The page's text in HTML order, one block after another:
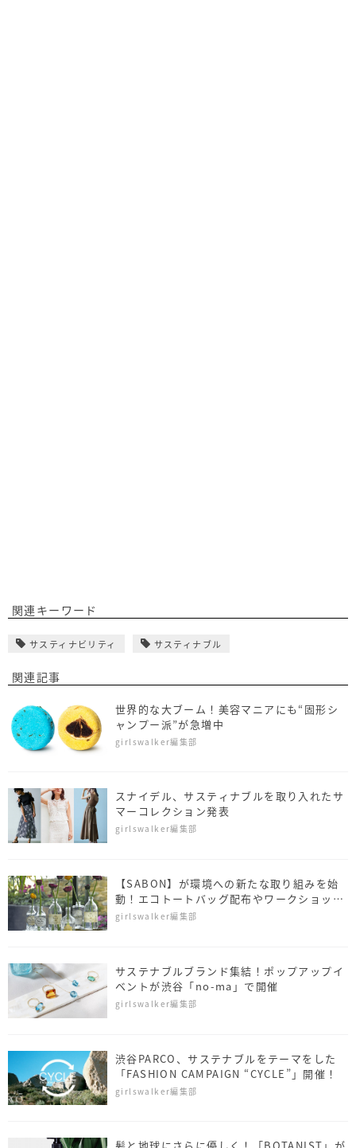
関連キーワード
サスティナビリティ サスティナブル
関連記事
世界的な大ブーム！美容マニアにも“固形シ
ャンプー派”が急増中
girlswalker編集部
スナイデル、サスティナブルを取り入れたサ
マーコレクション発表
girlswalker編集部
【SABON】が環境への新たな取り組みを始
動！エコトートバッグ配布やワークショップ
も
girlswalker編集部
サステナブルブランド集結！ポップアップイ
ベントが渋谷「no-ma」で開催
girlswalker編集部
渋谷PARCO、サステナブルをテーマをした
「FASHION CAMPAIGN “CYCLE”」開催！
girlswalker編集部